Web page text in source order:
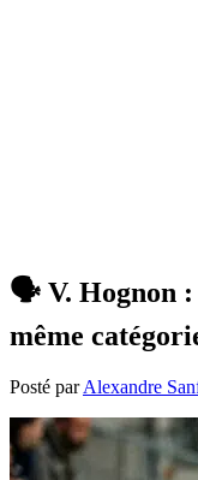
🗣 V. Hognon :
même
Posté parAlexandre